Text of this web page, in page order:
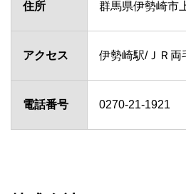
住所 群馬県伊勢崎市
アクセス 伊勢崎駅/ＪＲ両
電話番号 0270-21-1921